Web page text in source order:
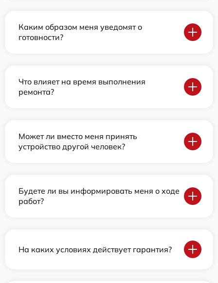
Каким образом меня уведомят о
готовности?
Что влияет на время выполнения
ремонта?
Может ли вместо меня принять
устройство другой человек?
Будете ли вы информировать меня о ходе
работ?
На каких условиях действует гарантия?